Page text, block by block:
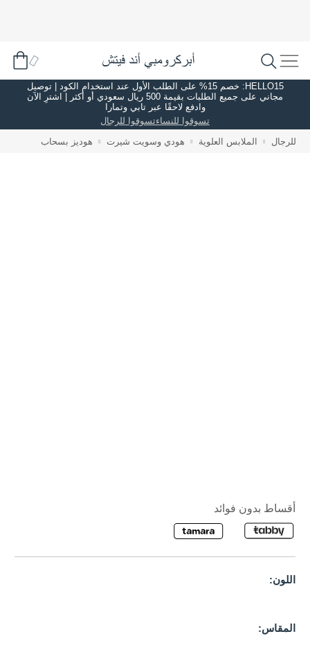
HELLO15: خصم 15% على الطلب الأول عند استخدام الكود | توصيل
مجاني على جميع الطلبات بقيمة 500 ريال سعودي أو أكثر | اشترِ الآن
وادفع لاحقًا عبر تابي وتمارا
تسوقوا للنساءتسوقوا للرجال
للرجال الملابس العلوية هودي وسويت شيرت هوديز بسحاب
أقساط بدون فوائد
اللون:
المقاس: